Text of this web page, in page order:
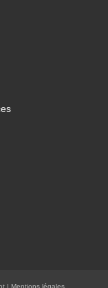
| Mentions légales